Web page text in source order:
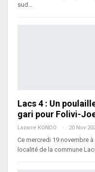
sud…
Lacs 4 : Un
gari pour Folivi-
Lazarre KONDO 20 Nov
Ce mercredi 19 novembre
localité de la commune